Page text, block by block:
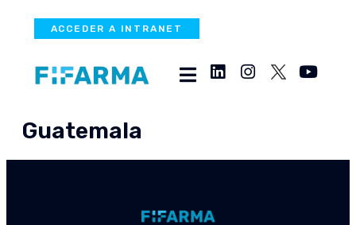
ACCEDER A INTRANET
Guatemala